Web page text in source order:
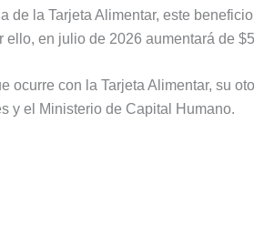
de la Tarjeta Alimentar, este
ello, en julio de 2026 aumentará de
ocurre con la Tarjeta Alimentar, su
y el Ministerio de Capital Humano.